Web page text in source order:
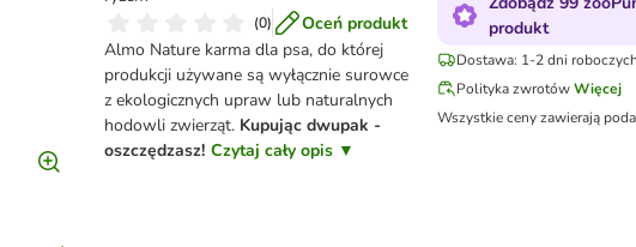
(0)
Oceń produkt
Almo Nature karma dla psa, do której
produkcji używane są wyłącznie surowce
z ekologicznych upraw lub naturalnych
hodowli zwierząt. Kupując dwupak -
oszczędzasz! Czytaj cały opis ▼
produkt
Dostawa: 1-2 dni
Polityka zwrotów Więcej
Wszystkie ceny zawierają